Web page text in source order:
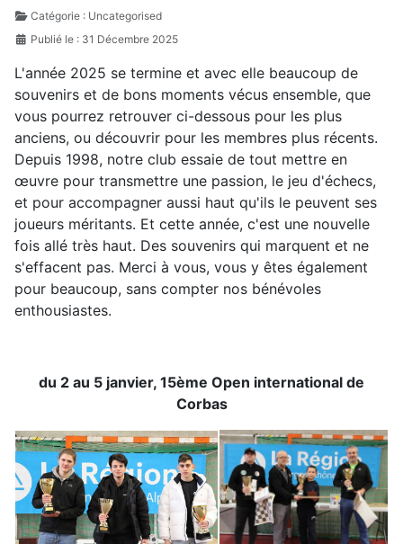
Catégorie : Uncategorised
Publié le : 31 Décembre 2025
L'année 2025 se termine et avec elle beaucoup de
souvenirs et de bons moments vécus ensemble, que
vous pourrez retrouver ci-dessous pour les plus
anciens, ou découvrir pour les membres plus récents.
Depuis 1998, notre club essaie de tout mettre en
œuvre pour transmettre une passion, le jeu d'échecs,
et pour accompagner aussi haut qu'ils le peuvent ses
joueurs méritants. Et cette année, c'est une nouvelle
fois allé très haut. Des souvenirs qui marquent et ne
s'effacent pas. Merci à vous, vous y êtes également
pour beaucoup, sans compter nos bénévoles
enthousiastes.
du 2 au 5 janvier, 15ème Open international de
Corbas